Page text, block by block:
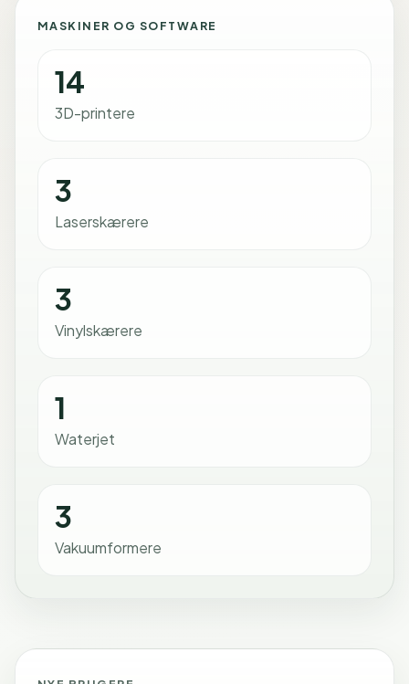
MASKINER OG SOFTWARE
14
3D-printere
3
Laserskærere
3
Vinylskærere
1
Waterjet
3
Vakuumformere